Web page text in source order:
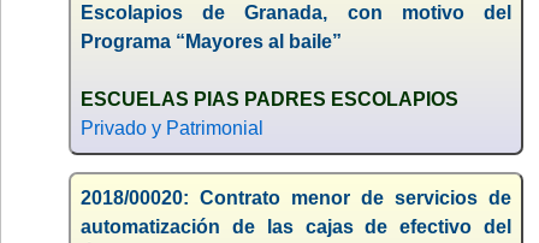
Escolapios de Granada, con motivo del
Programa “Mayores al baile”
ESCUELAS PIAS PADRES ESCOLAPIOS
Privado y Patrimonial
2018/00020: Contrato menor de servicios de
automatización de las cajas de efectivo del